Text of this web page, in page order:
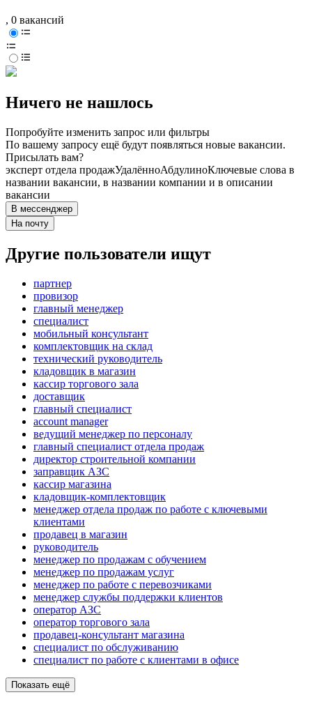
, 0 вакансий
Ничего не нашлось
Попробуйте изменить запрос или фильтры
По вашему запросу ещё будут появляться новые вакансии.
Присылать вам?
эксперт отдела продажУдалённоАбдулиноКлючевые слова в
названии вакансии, в названии компании и в описании
вакансии
В мессенджер
На почту
Другие пользователи ищут
партнер
провизор
главный менеджер
специалист
мобильный консультант
комплектовщик на склад
технический руководитель
кладовщик в магазин
кассир торгового зала
доставщик
главный специалист
account manager
ведущий менеджер по персоналу
главный специалист отдела продаж
директор строительной компании
заправщик АЗС
кассир магазина
кладовщик-комплектовщик
менеджер отдела продаж по работе с ключевыми
клиентами
продавец в магазин
руководитель
менеджер по продажам с обучением
менеджер по продажам услуг
менеджер по работе с перевозчиками
менеджер службы поддержки клиентов
оператор АЗС
оператор торгового зала
продавец-консультант магазина
специалист по обслуживанию
специалист по работе с клиентами в офисе
Показать ещё